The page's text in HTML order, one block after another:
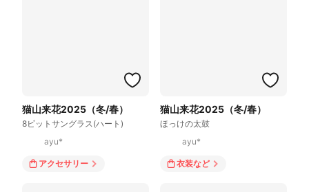
猫山来花2025（冬/春）
8ビットサングラス(ハート)
ayu*
アクセサリー
猫山来花2025（冬/春）
ほっけの太鼓
ayu*
衣装など